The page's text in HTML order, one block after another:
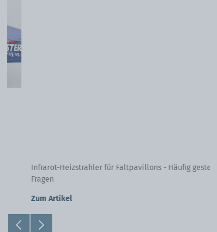
Infrarot-Heizstrahler für Faltpavillons - Häufig gestellte
Fragen
Zum Artikel